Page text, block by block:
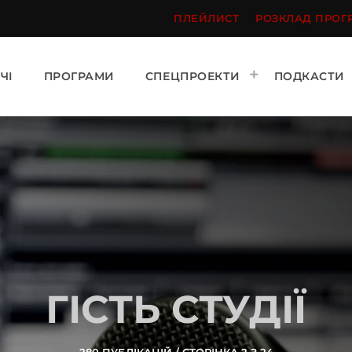
ПЛЕЙЛИСТ РОЗКЛАД
ПРОГРАМИ СПЕЦПРОЕКТИ ПОДКАСТИ
ГІСТЬ СТУДІЇ